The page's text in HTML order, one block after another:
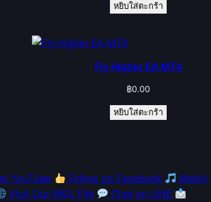
หยิบใส่ตะกร้า
Fly Higher EA MT4
฿0.00
หยิบใส่ตะกร้า
YouTube Follow on Facebook
Watch
Visit Our MQL File
Chat on LINE